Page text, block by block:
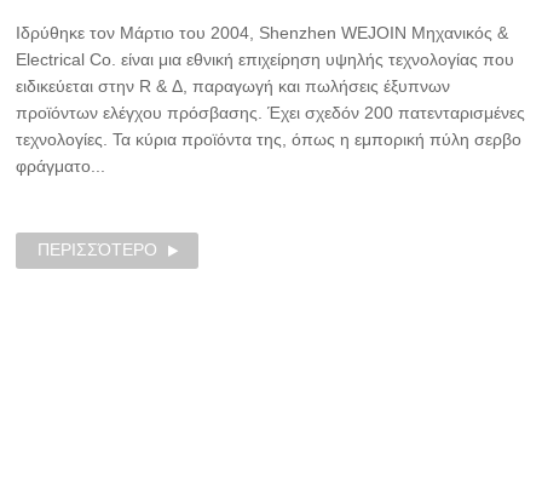
Ιδρύθηκε τον Μάρτιο του 2004, Shenzhen WEJOIN Μηχανικός &
Electrical Co. είναι μια εθνική επιχείρηση υψηλής τεχνολογίας που
ειδικεύεται στην R & Δ, παραγωγή και πωλήσεις έξυπνων
προϊόντων ελέγχου πρόσβασης. Έχει σχεδόν 200 πατενταρισμένες
τεχνολογίες. Τα κύρια προϊόντα της, όπως η εμπορική πύλη σερβο
φράγματο...
ΠΕΡΙΣΣΌΤΕΡΟ